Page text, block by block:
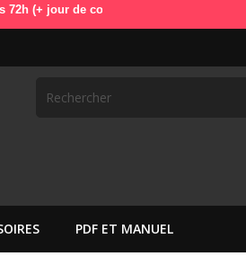
commande). OdbDiag vous livre
PDF ET MANUEL